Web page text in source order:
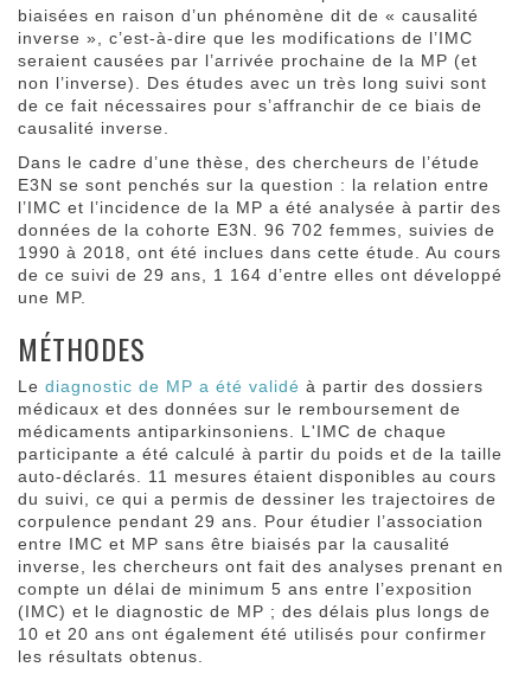
biaisées en raison d’un phénomène dit de « causalité
inverse », c’est-à-dire que les modifications de l’IMC
seraient causées par l’arrivée prochaine de la MP (et
non l’inverse). Des études avec un très long suivi sont
de ce fait nécessaires pour s’affranchir de ce biais de
causalité inverse.
Dans le cadre d’une thèse, des chercheurs de l’étude
E3N se sont penchés sur la question : la relation entre
l’IMC et l’incidence de la MP a été analysée à partir des
données de la cohorte E3N. 96 702 femmes, suivies de
1990 à 2018, ont été inclues dans cette étude. Au cours
de ce suivi de 29 ans, 1 164 d’entre elles ont développé
une MP.
MÉTHODES
Le diagnostic de MP a été validé à partir des dossiers
médicaux et des données sur le remboursement de
médicaments antiparkinsoniens. L'IMC de chaque
participante a été calculé à partir du poids et de la taille
auto-déclarés. 11 mesures étaient disponibles au cours
du suivi, ce qui a permis de dessiner les trajectoires de
corpulence pendant 29 ans. Pour étudier l’association
entre IMC et MP sans être biaisés par la causalité
inverse, les chercheurs ont fait des analyses prenant en
compte un délai de minimum 5 ans entre l’exposition
(IMC) et le diagnostic de MP ; des délais plus longs de
10 et 20 ans ont également été utilisés pour confirmer
les résultats obtenus.